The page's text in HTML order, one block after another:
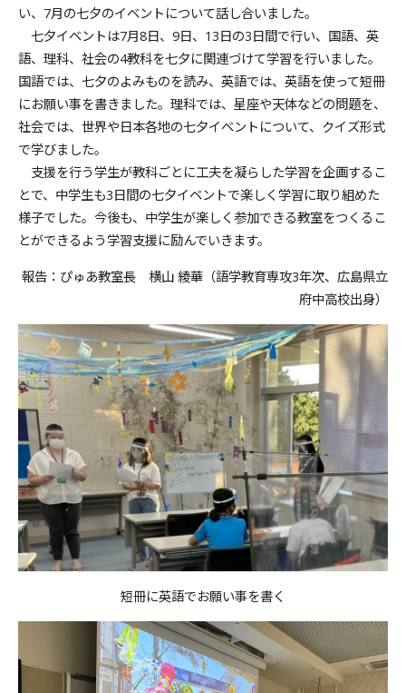
い、7月の七夕のイベントについて話し合いました。
七夕イベントは7月8日、9日、13日の3日間で行い、国語、英
語、理科、社会の4教科を七夕に関連づけて学習を行いました。
国語では、七夕のよみものを読み、英語では、英語を使って短冊
にお願い事を書きました。理科では、星座や天体などの問題を、
社会では、世界や日本各地の七夕イベントについて、クイズ形式
で学びました。
支援を行う学生が教科ごとに工夫を凝らした学習を企画するこ
とで、中学生も3日間の七夕イベントで楽しく学習に取り組めた
様子でした。今後も、中学生が楽しく参加できる教室をつくるこ
とができるよう学習支援に励んでいきます。
報告：ぴゅあ教室長 横山 綾華（語学教育専攻3年次、広島県立
府中高校出身）
短冊に英語でお願い事を書く